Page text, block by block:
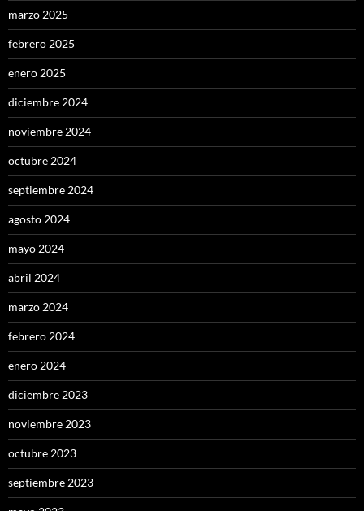
marzo 2025
febrero 2025
enero 2025
diciembre 2024
noviembre 2024
octubre 2024
septiembre 2024
agosto 2024
mayo 2024
abril 2024
marzo 2024
febrero 2024
enero 2024
diciembre 2023
noviembre 2023
octubre 2023
septiembre 2023